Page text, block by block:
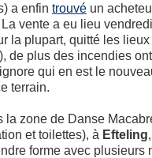
a enfin trouvéun
vente a eu lieu
la plupart, quitté les
de plus des incendies
qui en est le
terrain.
la zone de Danse
et toilettes), à Efteling
forme avec plusieurs